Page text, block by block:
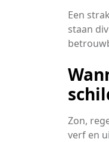
Een
staan
Zon,
verf en